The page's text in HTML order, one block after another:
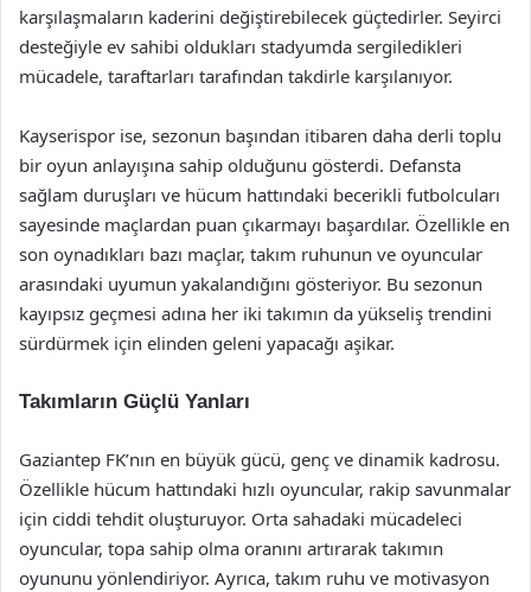
karşılaşmaların kaderini değiştirebilecek güçtedirler. Seyirci
desteğiyle ev sahibi oldukları stadyumda sergiledikleri
mücadele, taraftarları tarafından takdirle karşılanıyor.
Kayserispor ise, sezonun başından itibaren daha derli toplu
bir oyun anlayışına sahip olduğunu gösterdi. Defansta
sağlam duruşları ve hücum hattındaki becerikli futbolcuları
sayesinde maçlardan puan çıkarmayı başardılar. Özellikle en
son oynadıkları bazı maçlar, takım ruhunun ve oyuncular
arasındaki uyumun yakalandığını gösteriyor. Bu sezonun
kayıpsız geçmesi adına her iki takımın da yükseliş trendini
sürdürmek için elinden geleni yapacağı aşikar.
Takımların Güçlü Yanları
Gaziantep FK’nın en büyük gücü, genç ve dinamik kadrosu.
Özellikle hücum hattındaki hızlı oyuncular, rakip savunmalar
için ciddi tehdit oluşturuyor. Orta sahadaki mücadeleci
oyuncular, topa sahip olma oranını artırarak takımın
oyununu yönlendiriyor. Ayrıca, takım ruhu ve motivasyon